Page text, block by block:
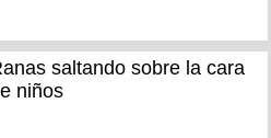
saltando sobre la cara
niños